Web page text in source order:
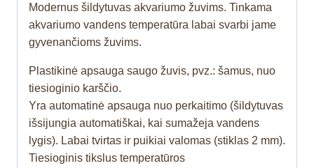
Modernus šildytuvas akvariumo žuvims. Tinkama
akvariumo vandens temperatūra labai svarbi jame
gyvenančioms žuvims.
Plastikinė apsauga saugo žuvis, pvz.: šamus, nuo
tiesioginio karščio.
Yra automatinė apsauga nuo perkaitimo (šildytuvas
išsijungia automatiškai, kai sumažeja vandens
lygis). Labai tvirtas ir puikiai valomas (stiklas 2 mm).
Tiesioginis tikslus temperatūros